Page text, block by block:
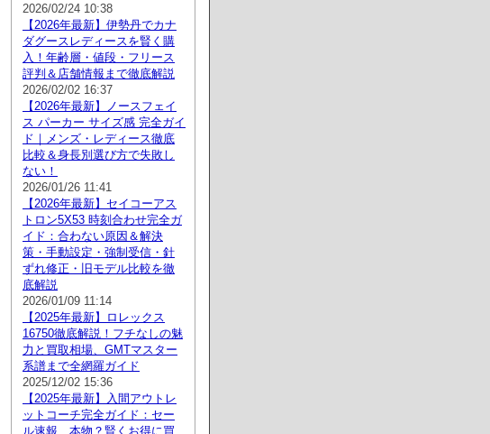
2026/02/24 10:38
【2026年最新】伊勢丹でカナ
ダグースレディースを賢く購
入！年齢層・値段・フリース
評判＆店舗情報まで徹底解説
2026/02/02 16:37
【2026年最新】ノースフェイ
ス パーカー サイズ感 完全ガイ
ド｜メンズ・レディース徹底
比較＆身長別選び方で失敗し
ない！
2026/01/26 11:41
【2026年最新】セイコーアス
トロン5X53 時刻合わせ完全ガ
イド：合わない原因＆解決
策・手動設定・強制受信・針
ずれ修正・旧モデル比較を徹
底解説
2026/01/09 11:14
【2025年最新】ロレックス
16750徹底解説！フチなしの魅
力と買取相場、GMTマスター
系譜まで全網羅ガイド
2025/12/02 15:36
【2025年最新】入間アウトレ
ットコーチ完全ガイド：セー
ル速報、本物？賢くお得に買